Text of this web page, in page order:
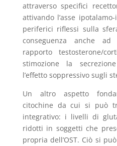
attraverso specifici
attivando l’asse
periferici riflessi sulla
conseguenza anche
rapporto testosterone/
stimozione la
l’effetto soppressivo sugli
Un altro aspetto
citochine da cui si può
integrativo: i livelli di
ridotti in soggetti che
propria dell’OST. Ciò si